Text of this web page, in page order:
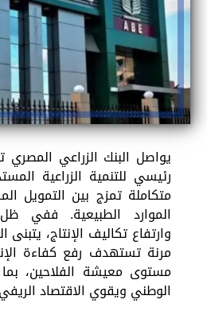
يواصل البنك الزراعي
رئيسي للتنمية الزراعية
متكاملة تمزج بين التمويل
الموارد الطبيعية. ففي ظل
وارتفاع تكاليف الإنتاج،
مرنة تستهدف رفع كفاءة
مستوى معيشة الفلاحين، بما
الوطني ويقوي الاقتصاد